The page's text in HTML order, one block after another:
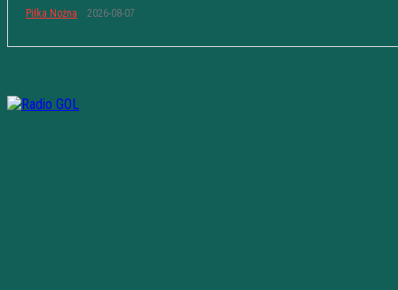
Piłka Nożna 2026-08-07